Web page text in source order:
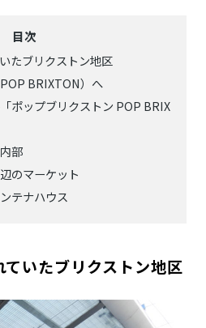
目次
たブリクストン地区
BRIXTON）へ
ポップブリクストン POP BRIX
部
のマーケット
テナハウス
いたブリクストン地区